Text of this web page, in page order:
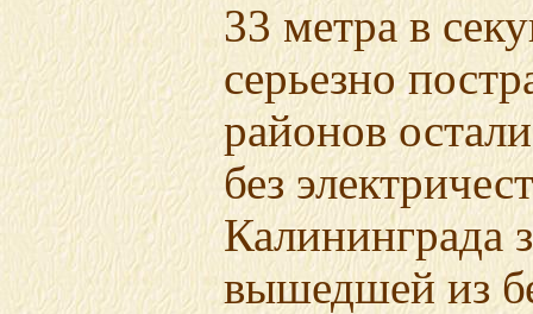
33 метра в
серьезно
районов
без
Калининграда
вышедшей из